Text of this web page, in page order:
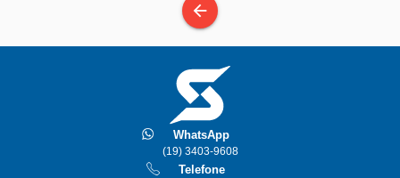
arrow_back
WhatsApp
(19) 3403-9608
Telefone